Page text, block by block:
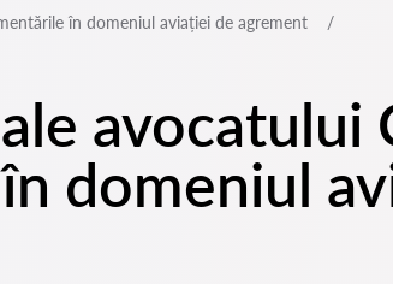
în domeniul aviației de agrement
avocatului
domeniul